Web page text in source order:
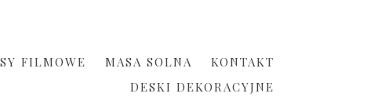
FILMOWE MASA SOLNA
KONTAKT
DESKI DEKORACYJNE